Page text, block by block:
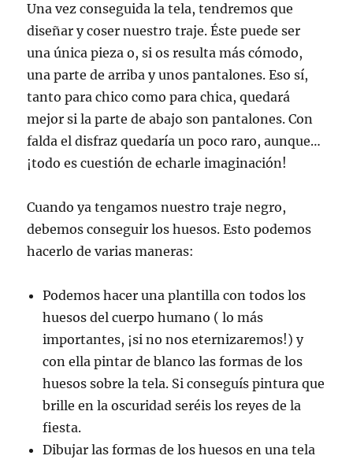
Una vez conseguida la tela, tendremos que
diseñar y coser nuestro traje. Éste puede ser
una única pieza o, si os resulta más cómodo,
una parte de arriba y unos pantalones. Eso sí,
tanto para chico como para chica, quedará
mejor si la parte de abajo son pantalones. Con
falda el disfraz quedaría un poco raro, aunque…
¡todo es cuestión de echarle imaginación!
Cuando ya tengamos nuestro traje negro,
debemos conseguir los huesos. Esto podemos
hacerlo de varias maneras:
Podemos hacer una plantilla con todos los
huesos del cuerpo humano ( lo más
importantes, ¡si no nos eternizaremos!) y
con ella pintar de blanco las formas de los
huesos sobre la tela. Si conseguís pintura que
brille en la oscuridad seréis los reyes de la
fiesta.
Dibujar las formas de los huesos en una tela